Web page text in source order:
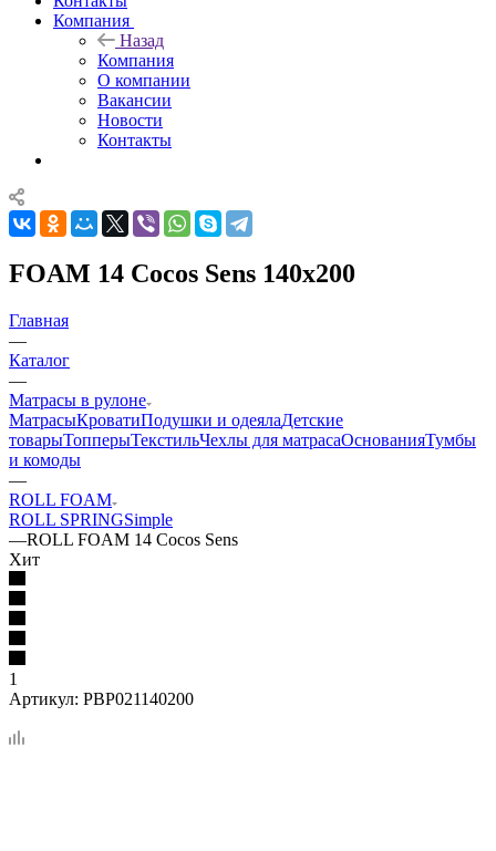
Компания
Назад
Компания
О компании
Вакансии
Новости
Контакты
FOAM 14 Cocos Sens 140x200
Главная
—
Каталог
—
Матрасы в рулоне
МатрасыКроватиПодушки и одеялаДетские
товарыТопперыТекстильЧехлы для матрасаОснованияТумбы
и комоды
—
ROLL FOAM
ROLL SPRINGSimple
—ROLL FOAM 14 Cocos Sens
Хит
1
Артикул: PBP021140200